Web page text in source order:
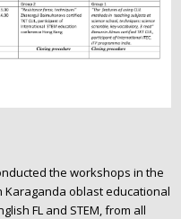
the workshops in the
oblast educational
FL and STEM, from all